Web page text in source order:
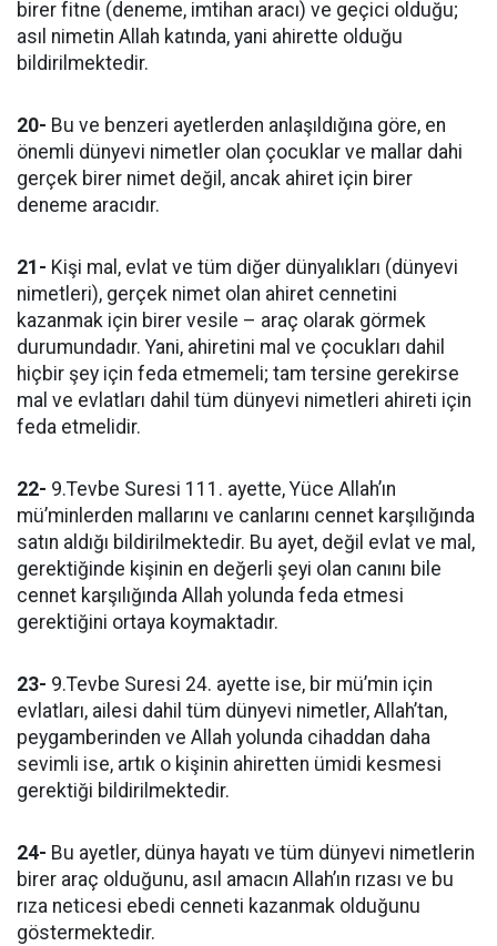
birer fitne (deneme, imtihan aracı) ve geçici olduğu;
asıl nimetin Allah katında, yani ahirette olduğu
bildirilmektedir.
20- Bu ve benzeri ayetlerden anlaşıldığına göre, en
önemli dünyevi nimetler olan çocuklar ve mallar dahi
gerçek birer nimet değil, ancak ahiret için birer
deneme aracıdır.
21- Kişi mal, evlat ve tüm diğer dünyalıkları (dünyevi
nimetleri), gerçek nimet olan ahiret cennetini
kazanmak için birer vesile – araç olarak görmek
durumundadır. Yani, ahiretini mal ve çocukları dahil
hiçbir şey için feda etmemeli; tam tersine gerekirse
mal ve evlatları dahil tüm dünyevi nimetleri ahireti için
feda etmelidir.
22- 9.Tevbe Suresi 111. ayette, Yüce Allah’ın
mü’minlerden mallarını ve canlarını cennet karşılığında
satın aldığı bildirilmektedir. Bu ayet, değil evlat ve mal,
gerektiğinde kişinin en değerli şeyi olan canını bile
cennet karşılığında Allah yolunda feda etmesi
gerektiğini ortaya koymaktadır.
23- 9.Tevbe Suresi 24. ayette ise, bir mü’min için
evlatları, ailesi dahil tüm dünyevi nimetler, Allah’tan,
peygamberinden ve Allah yolunda cihaddan daha
sevimli ise, artık o kişinin ahiretten ümidi kesmesi
gerektiği bildirilmektedir.
24- Bu ayetler, dünya hayatı ve tüm dünyevi nimetlerin
birer araç olduğunu, asıl amacın Allah’ın rızası ve bu
rıza neticesi ebedi cenneti kazanmak olduğunu
göstermektedir.